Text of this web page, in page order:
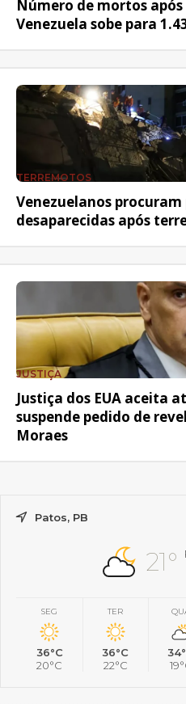
Número de mortos
Venezuela sobe para
TERREMOTOS
Venezuelanos procuram
desaparecidas após
JUSTIÇA
Justiça dos EUA aceita
suspende pedido de
Moraes
Patos, PB
21°
SEG
36°C
20°C
TER
36°C
22°C